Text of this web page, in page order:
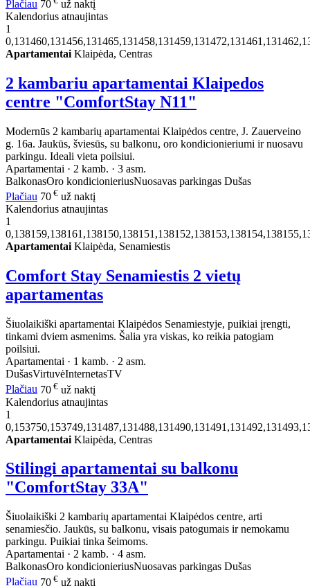
Plačiau 70
už naktį
Kalendorius atnaujintas
1
Apartamentai Klaipėda, Centras
2 kambariu apartamentai Klaipedos
centre "ComfortStay N11"
Modernūs 2 kambarių apartamentai Klaipėdos centre, J. Zauerveino
g. 16a. Jaukūs, šviesūs, su balkonu, oro kondicionieriumi ir nuosavu
parkingu. Ideali vieta poilsiui.
Apartamentai · 2 kamb. · 3 asm.
BalkonasOro kondicionieriusNuosavas parkingas Dušas
Plačiau 70 € už naktį
Kalendorius atnaujintas
1
ApartamentaiKlaipėda, Senamiestis
Comfort Stay Senamiestis 2 vietų
apartamentas
Šiuolaikiški apartamentai Klaipėdos Senamiestyje, puikiai įrengti,
tinkami dviem asmenims. Šalia yra viskas, ko reikia patogiam
poilsiui.
Apartamentai · 1 kamb. · 2 asm.
DušasVirtuvėInternetasTV
Plačiau 70 € už naktį
Kalendorius atnaujintas
1
Apartamentai Klaipėda, Centras
Stilingi apartamentai su balkonu
"ComfortStay 33A"
Šiuolaikiški 2 kambarių apartamentai Klaipėdos centre, arti
senamiesčio. Jaukūs, su balkonu, visais patogumais ir nemokamu
parkingu. Puikiai tinka šeimoms.
Apartamentai · 2 kamb. · 4 asm.
BalkonasOro kondicionieriusNuosavas parkingas Dušas
Plačiau 70 € už naktį